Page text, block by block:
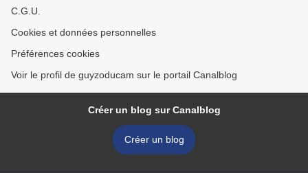
C.G.U.
Cookies et données personnelles
Préférences cookies
Voir le profil de guyzoducam sur le portail Canalblog
Créer un blog sur Canalblog
Créer un blog